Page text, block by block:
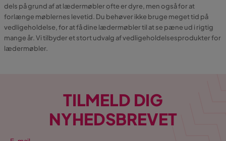
dels på grund af at lædermøbler ofte er dyre, men også for at
forlænge møblernes levetid. Du behøver ikke bruge meget tid på
vedligeholdelse, for at få dine lædermøbler til at se pæne ud i rigtig
mange år. Vi tilbyder et stort udvalg af vedligeholdelsesprodukter for
lædermøbler.
TILMELD DIG
NYHEDSBREVET